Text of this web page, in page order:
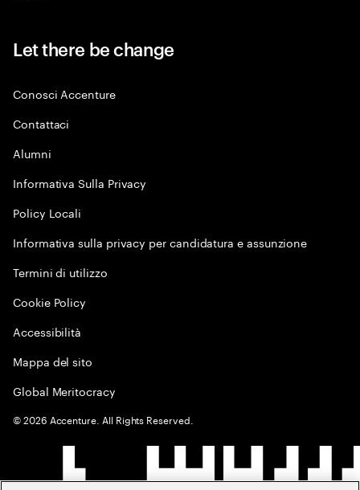
Let there be change
Conosci Accenture
Contattaci
Alumni
Informativa Sulla Privacy
Policy Locali
Informativa sulla privacy per candidatura e assunzione
Termini di utilizzo
Cookie Policy
Accessibilità
Mappa del sito
Global Meritocracy
©2026 Accenture. All Rights Reserved.